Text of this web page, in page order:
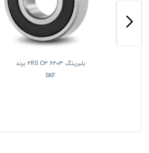
بلبرینگ 6203 2RS C3 برند
SKF